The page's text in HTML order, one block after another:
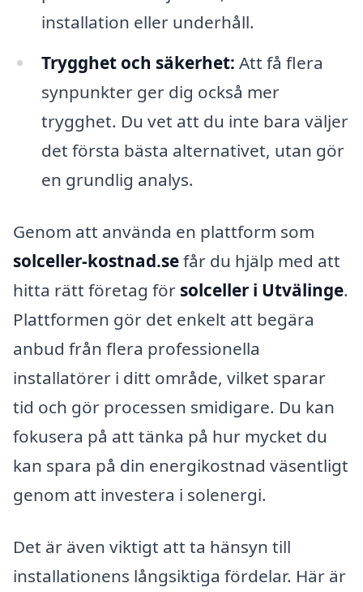
installation eller underhåll.
Trygghet och säkerhet: Att få flera
synpunkter ger dig också mer
trygghet. Du vet att du inte bara väljer
det första bästa alternativet, utan gör
en grundlig analys.
Genom att använda en plattform som
solceller-kostnad.sefår du hjälp med att
hitta rätt företag för solceller i Utvälinge.
Plattformen gör det enkelt att begära
anbud från flera professionella
installatörer i ditt område, vilket sparar
tid och gör processen smidigare. Du kan
fokusera på att tänka på hur mycket du
kan spara på din energikostnad väsentligt
genom att investera i solenergi.
Det är även viktigt att ta hänsyn till
installationens långsiktiga fördelar. Här är